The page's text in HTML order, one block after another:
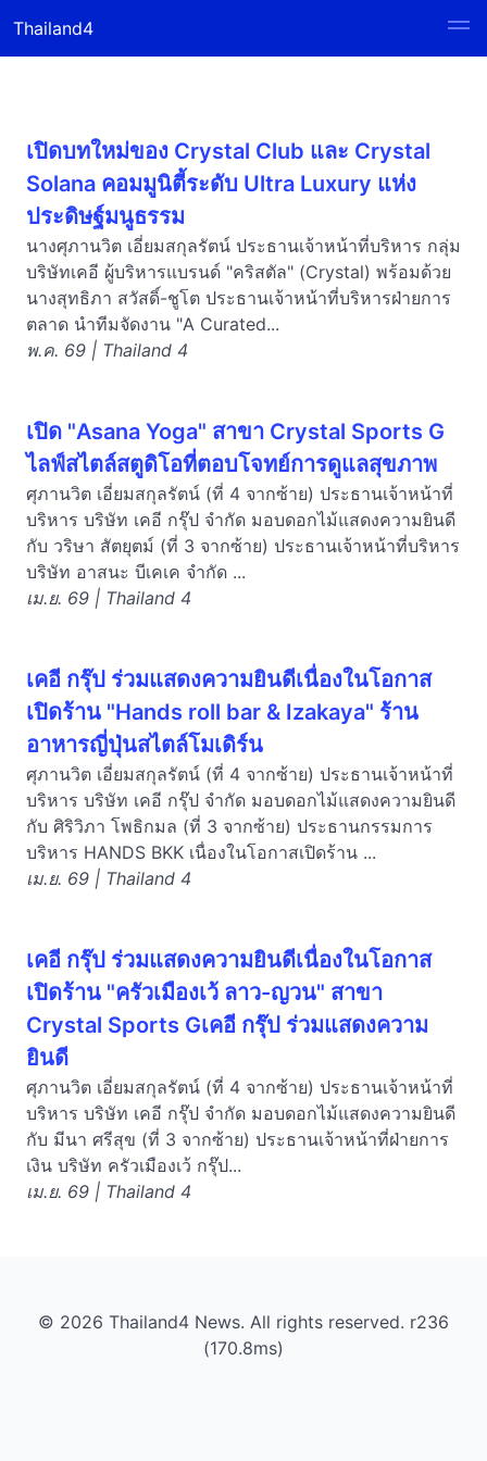
Thailand4
เปิดบทใหม่ของ Crystal Club และ Crystal
Solana คอมมูนิตี้ระดับ Ultra Luxury แห่ง
ประดิษฐ์มนูธรรม
นางศุภานวิต เอี่ยมสกุลรัตน์ ประธานเจ้าหน้าที่บริหาร กลุ่ม
บริษัทเคอี ผู้บริหารแบรนด์ "คริสตัล" (Crystal) พร้อมด้วย
นางสุทธิภา สวัสดิ์-ชูโต ประธานเจ้าหน้าที่บริหารฝ่ายการ
ตลาด นำทีมจัดงาน "A Curated...
พ.ค. 69 | Thailand 4
เปิด "Asana Yoga" สาขา Crystal Sports G
ไลฟ์สไตล์สตูดิโอที่ตอบโจทย์การดูแลสุขภาพ
ศุภานวิต เอี่ยมสกุลรัตน์ (ที่ 4 จากซ้าย) ประธานเจ้าหน้าที่
บริหาร บริษัท เคอี กรุ๊ป จำกัด มอบดอกไม้แสดงความยินดี
กับ วริษา สัตยุตม์ (ที่ 3 จากซ้าย) ประธานเจ้าหน้าที่บริหาร
บริษัท อาสนะ บีเคเค จำกัด ...
เม.ย. 69 | Thailand 4
เคอี กรุ๊ป ร่วมแสดงความยินดีเนื่องในโอกาส
เปิดร้าน "Hands roll bar & Izakaya" ร้าน
อาหารญี่ปุ่นสไตล์โมเดิร์น
ศุภานวิต เอี่ยมสกุลรัตน์ (ที่ 4 จากซ้าย) ประธานเจ้าหน้าที่
บริหาร บริษัท เคอี กรุ๊ป จำกัด มอบดอกไม้แสดงความยินดี
กับ ศิริวิภา โพธิกมล (ที่ 3 จากซ้าย) ประธานกรรมการ
บริหาร HANDS BKK เนื่องในโอกาสเปิดร้าน ...
เม.ย. 69 | Thailand 4
เคอี กรุ๊ป ร่วมแสดงความยินดีเนื่องในโอกาส
เปิดร้าน "ครัวเมืองเว้ ลาว-ญวน" สาขา
Crystal Sports Gเคอี กรุ๊ป ร่วมแสดงความ
ยินดี
ศุภานวิต เอี่ยมสกุลรัตน์ (ที่ 4 จากซ้าย) ประธานเจ้าหน้าที่
บริหาร บริษัท เคอี กรุ๊ป จำกัด มอบดอกไม้แสดงความยินดี
กับ มีนา ศรีสุข (ที่ 3 จากซ้าย) ประธานเจ้าหน้าที่ฝ่ายการ
เงิน บริษัท ครัวเมืองเว้ กรุ๊ป...
เม.ย. 69 | Thailand 4
© 2026 Thailand4 News. All rights reserved. r236
(170.8ms)